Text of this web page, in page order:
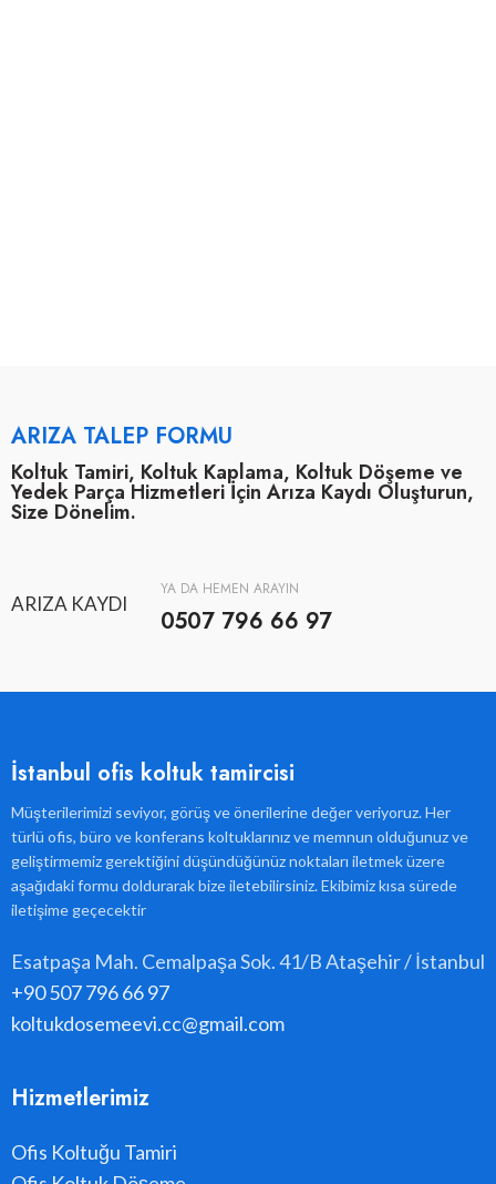
ARIZA TALEP FORMU
Koltuk Tamiri, Koltuk Kaplama, Koltuk Döşeme ve
Yedek Parça Hizmetleri İçin Arıza Kaydı Oluşturun,
Size Dönelim.
ARIZA KAYDI
YA DA HEMEN ARAYIN
0507 796 66 97
İstanbul ofis koltuk tamircisi
Müşterilerimizi seviyor, görüş ve önerilerine değer veriyoruz. Her
türlü ofis, büro ve konferans koltuklarınız ve memnun olduğunuz ve
geliştirmemiz gerektiğini düşündüğünüz noktaları iletmek üzere
aşağıdaki formu doldurarak bize iletebilirsiniz. Ekibimiz kısa sürede
iletişime geçecektir
Esatpaşa Mah. Cemalpaşa Sok. 41/B Ataşehir / İstanbul
+90 507 796 66 97
koltukdosemeevi.cc@gmail.com
Hizmetlerimiz
Ofis Koltuğu Tamiri